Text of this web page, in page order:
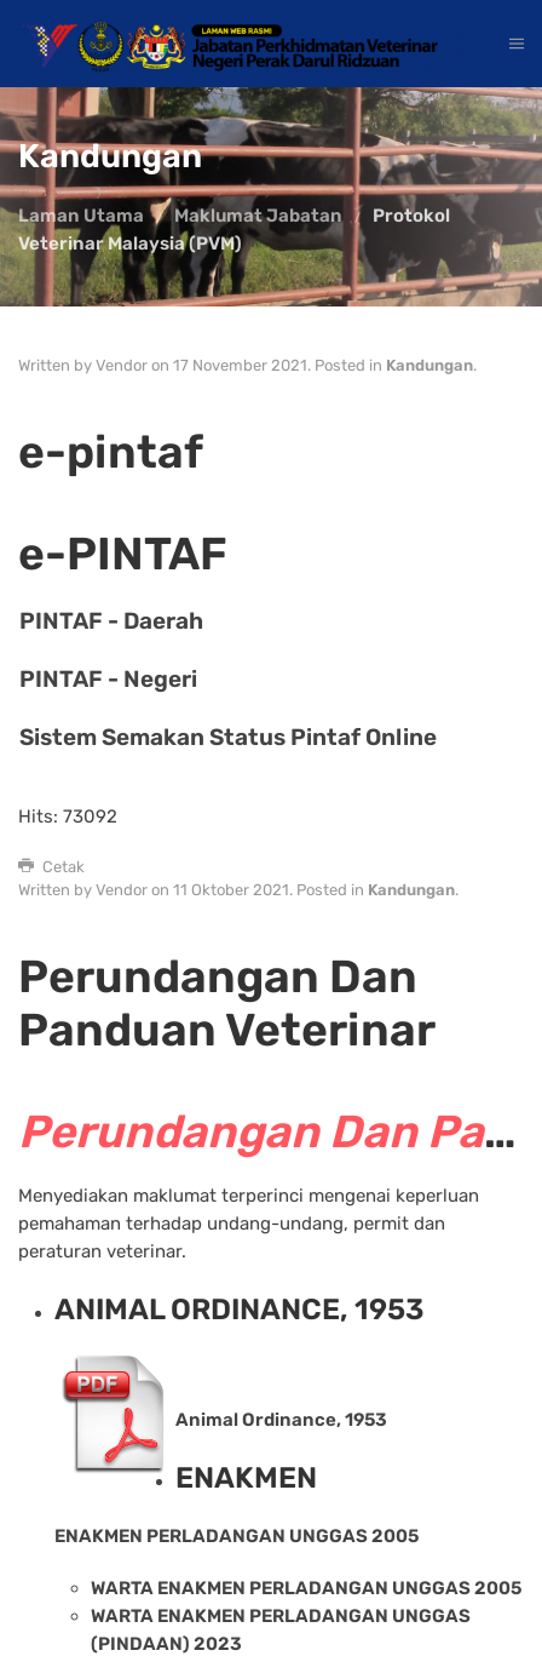
Kandungan
Laman Utama Maklumat Jabatan
Protokol
Veterinar Malaysia (PVM)
Written by Vendor on 17 November 2021. Posted in Kandungan.
e-pintaf
e-PINTAF
PINTAF - Daerah
PINTAF - Negeri
Sistem Semakan Status Pintaf Online
Hits: 73092
Cetak
Written by Vendor on 11 Oktober 2021. Posted in Kandungan.
Perundangan Dan
Panduan Veterinar
Perundangan Dan Panduan Veterinar
Menyediakan maklumat terperinci mengenai keperluan
pemahaman terhadap undang-undang, permit dan
peraturan veterinar.
ANIMAL ORDINANCE, 1953
Animal Ordinance, 1953
ENAKMEN
ENAKMEN PERLADANGAN UNGGAS 2005
WARTA ENAKMEN PERLADANGAN UNGGAS 2005
WARTA ENAKMEN PERLADANGAN UNGGAS
(PINDAAN) 2023